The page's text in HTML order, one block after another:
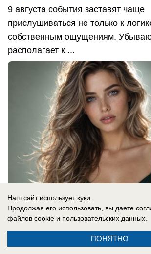
9 августа события заставят чаще
прислушиваться не только к
собственным ощущениям.
располагает к ...
08.08.2026
Наш сайт использует куки.
Продолжая его использовать, вы даете
файлов cookie и пользовательских данных.
ПОНЯТНО